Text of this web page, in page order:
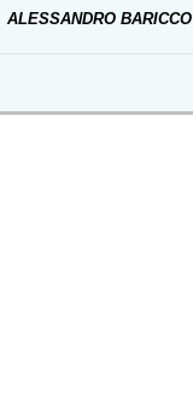
ALESSANDRO BARICCO